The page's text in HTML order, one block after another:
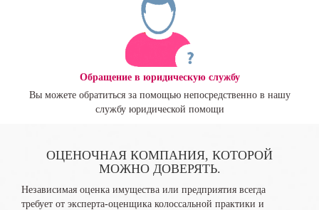
Обращение в юридическую службу
Вы можете обратиться за помощью непосредственно в нашу
службу юридической помощи
ОЦЕНОЧНАЯ КОМПАНИЯ, КОТОРОЙ
МОЖНО ДОВЕРЯТЬ.
Независимая оценка имущества или предприятия всегда
требует от эксперта-оценщика колоссальной практики и